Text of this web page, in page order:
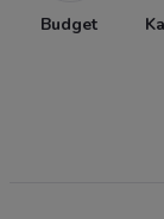
Budget